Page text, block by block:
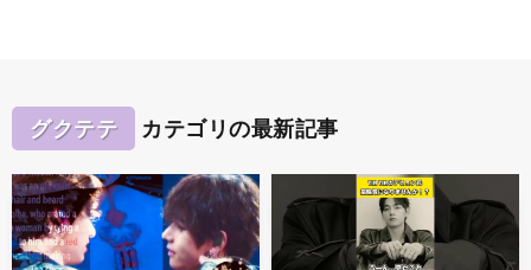
グクテテ カテゴリの最新記事